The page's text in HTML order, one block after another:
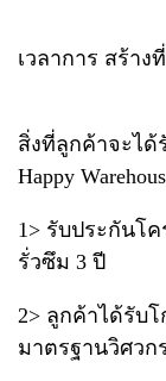
เวลาการ สร้าง
สิ่งที่ลูกค้าจะได้
Happy
1> รับประกันโค
รั่วซึม 3 ปี
2> ลูกค้าได้รับ
มาตรฐานวิศวก